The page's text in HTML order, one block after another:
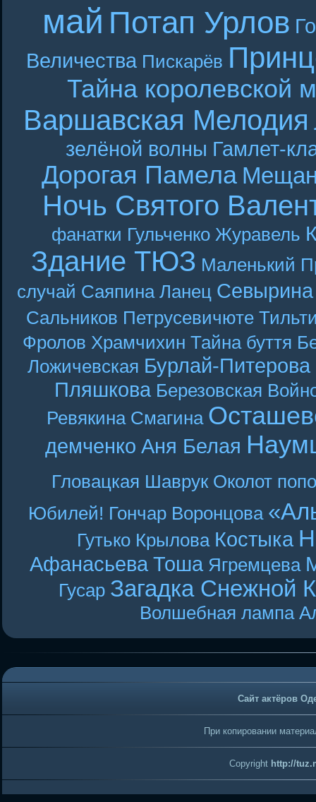
май Потап Урлов
Величества Пискарёв
Тайна королевской
Варшавская Мелодия
зелёной волны Гамлет-
Дорогая Памела
Ночь Святого
фанатки Гульченко Журавель
Здание ТЮЗ Маленький
случай Саяпина Ланец Севырина
Сальников Петрусевичюте
Фролов Храмчихин Тайна буття
Ложичевская Бурлай-Питерова
Пляшкова Березовская
Ревякина Смагина
демченко Аня Белая
Гловацкая Шаврук Околот
Юбилей! Гончар Воронцова
Гутько Крылова Костыка
Афанасьева Тоша Ягремцева
Гусар Загадка Снежной
Волшебная лампа
Сайт актёров
При копировании
Copyright http://